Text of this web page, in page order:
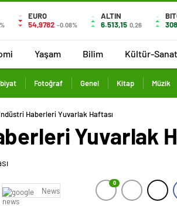
EURO
54,9782 -0.08%
ALTIN
6.513,15 0,26
Yaşam Bilim Kültür-Sanat
Fotoğraf Genel Kitap Müzik
Haberleri Yuvarlak Haftası
Yuvarlak
News
0